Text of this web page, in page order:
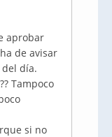
aprobar
de avisar
día.
Tampoco
si no